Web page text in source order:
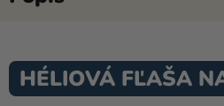
HÉLIOVÁ FĽAŠA